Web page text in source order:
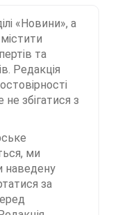
«Новини», а
та
Редакція
збігатися з
ми
наведену
за